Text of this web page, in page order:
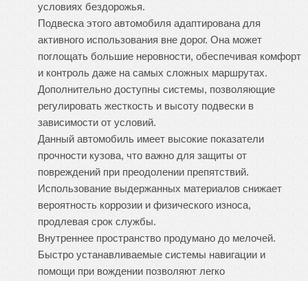
условиях бездорожья.
Подвеска этого автомобиля адаптирована для
активного использования вне дорог. Она может
поглощать большие неровности, обеспечивая комфорт
и контроль даже на самых сложных маршрутах.
Дополнительно доступны системы, позволяющие
регулировать жесткость и высоту подвески в
зависимости от условий.
Данный автомобиль имеет высокие показатели
прочности кузова, что важно для защиты от
повреждений при преодолении препятствий.
Использование выдержанных материалов снижает
вероятность коррозии и физического износа,
продлевая срок службы.
Внутреннее пространство продумано до мелочей.
Быстро устанавливаемые системы навигации и
помощи при вождении позволяют легко